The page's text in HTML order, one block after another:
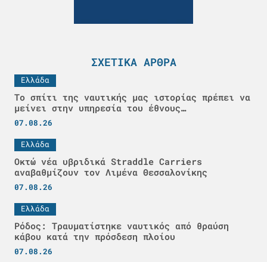
ΣΧΕΤΙΚΆ ΆΡΘΡΑ
Ελλάδα
Το σπίτι της ναυτικής μας ιστορίας πρέπει να
μείνει στην υπηρεσία του έθνους…
07.08.26
Ελλάδα
Οκτώ νέα υβριδικά Straddle Carriers
αναβαθμίζουν τον Λιμένα Θεσσαλονίκης
07.08.26
Ελλάδα
Ρόδος: Τραυματίστηκε ναυτικός από θραύση
κάβου κατά την πρόσδεση πλοίου
07.08.26